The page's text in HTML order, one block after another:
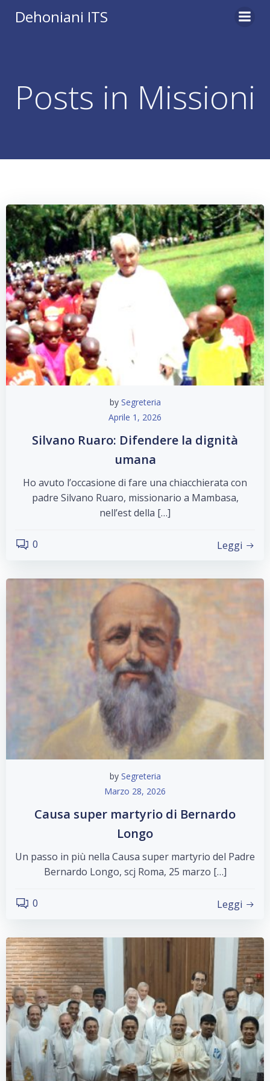
Dehoniani ITS
Posts in Missioni
by Segreteria
Aprile 1, 2026
Silvano Ruaro: Difendere la dignità
umana
Ho avuto l’occasione di fare una chiacchierata con
padre Silvano Ruaro, missionario a Mambasa,
nell’est della […]
0 Leggi
by Segreteria
Marzo 28, 2026
Causa super martyrio di Bernardo
Longo
Un passo in più nella Causa super martyrio del Padre
Bernardo Longo, scj Roma, 25 marzo […]
0 Leggi